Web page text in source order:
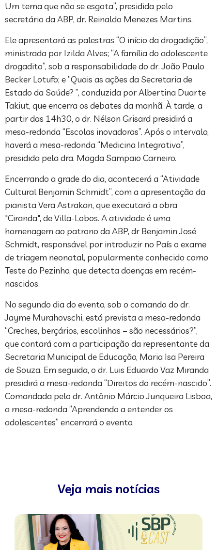
Um tema que não se esgota”, presidida pelo
secretário da ABP, dr. Reinaldo Menezes Martins.
Ele apresentará as palestras “O início da drogadição”,
ministrada por Izilda Alves; “A família do adolescente
drogadito”, sob a responsabilidade do dr. João Paulo
Becker Lotufo; e “Quais as ações da Secretaria de
Estado da Saúde? ”, conduzida por Albertina Duarte
Takiut, que encerra os debates da manhã. À tarde, a
partir das 14h30, o dr. Nélson Grisard presidirá a
mesa-redonda “Escolas inovadoras”. Após o intervalo,
haverá a mesa-redonda “Medicina Integrativa”,
presidida pela dra. Magda Sampaio Carneiro.
Encerrando a grade do dia, acontecerá a “Atividade
Cultural Benjamin Schmidt”, com a apresentação da
pianista Vera Astrakan, que executará a obra
"Ciranda", de Villa-Lobos. A atividade é uma
homenagem ao patrono da ABP, dr Benjamin José
Schmidt, responsável por introduzir no País o exame
de triagem neonatal, popularmente conhecido como
Teste do Pezinho, que detecta doenças em recém-
nascidos.
No segundo dia do evento, sob o comando do dr.
Jayme Murahovschi, está prevista a mesa-redonda
“Creches, berçários, escolinhas – são necessários?”,
que contará com a participação da representante da
Secretaria Municipal de Educação, Maria Isa Pereira
de Souza. Em seguida, o dr. Luis Eduardo Vaz Miranda
presidirá a mesa-redonda “Direitos do recém-nascido”.
Comandada pelo dr. Antônio Márcio Junqueira Lisboa,
a mesa-redonda “Aprendendo a entender os
adolescentes” encerrará o evento.
Veja mais notícias